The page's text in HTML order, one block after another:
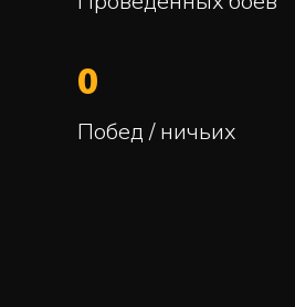
0
Побед / ничьих